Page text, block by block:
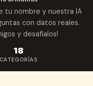
tu nombre y nuestra IA
con datos reales.
y desafíalos!
18
CATEGORÍAS